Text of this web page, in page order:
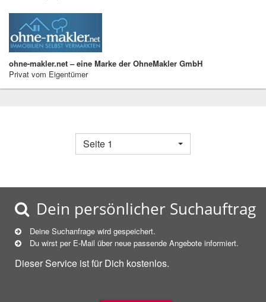
ohne-makler.net – eine Marke der OhneMakler GmbH
Privat vom Eigentümer
Seite 1
Dein persönlicher Suchauftrag
Deine Suchanfrage wird gespeichert.
Du wirst per E-Mail über neue passende Angebote informiert.
Dieser Service ist für Dich kostenlos.